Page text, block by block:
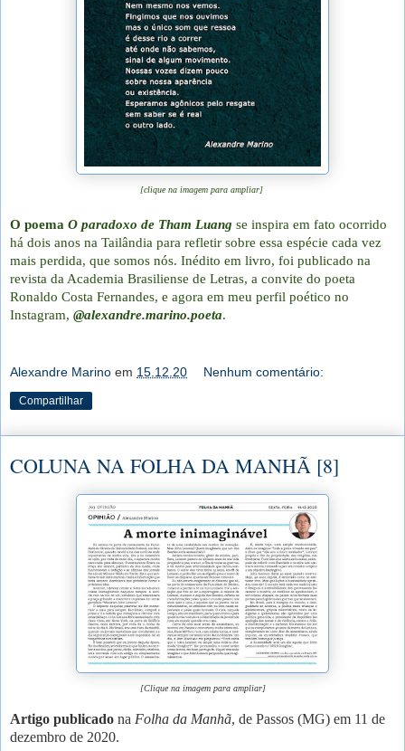
[clique na imagem para ampliar]
O poema O paradoxo de Tham Luang se inspira em fato ocorrido
há dois anos na Tailândia para refletir sobre essa espécie cada vez
mais perdida, que somos nós. Inédito em livro, foi publicado na
revista da Academia Brasiliense de Letras, a convite do poeta
Ronaldo Costa Fernandes, e agora em meu perfil poético no
Instagram, @alexandre.marino.poeta.
Alexandre Marino em 15.12.20 Nenhum comentário:
Compartilhar
COLUNA NA FOLHA DA MANHÃ [8]
[Clique na imagem para ampliar]
Artigo publicado na Folha da Manhã, de Passos (MG) em 11 de
dezembro de 2020.